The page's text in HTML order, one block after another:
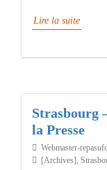
Lire la suite
Strasbourg
la Presse
Webmaster-
[Archives],